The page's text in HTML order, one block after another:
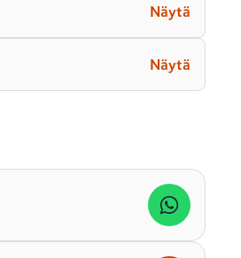
Näytä
Näytä